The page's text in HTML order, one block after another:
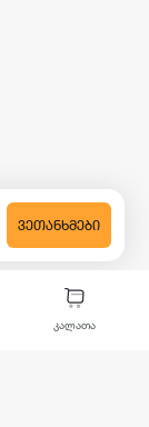
კალათა
ᲕᲔᲗᲐᲜᲮᲛᲔᲑᲘ